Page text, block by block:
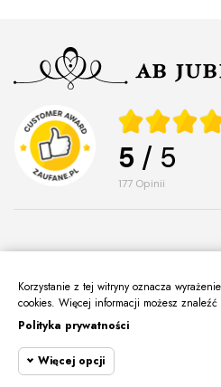
5 / 5
177 opinii
O Nas
Informacje
Moje Konto
Korzystanie z tej witryny oznacza
cookies. Więcej informacji możesz znaleźć
Polityka prywatności
Więcej opcji